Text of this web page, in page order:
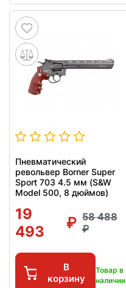
Пневматический
револьвер Borner Super
Sport 703 4.5 мм (S&W
Model 500, 8 дюймов)
19
493
58 488
В
корзину
Товар в
наличии